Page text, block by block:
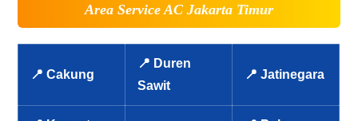
Area Service AC Jakarta Timur
📍 Cakung
📍 Duren
Sawit
📍 Jatinegara